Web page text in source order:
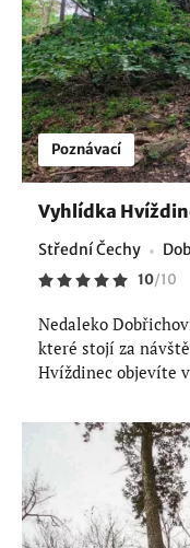
Poznávací
Vyhlídka
Střední Čechy
10/10
Nedaleko
které stojí za
Hvíždinec objevíte